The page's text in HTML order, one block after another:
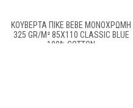
ΚΟΥΒΈΡΤΑ ΠΙΚΈ BEBE ΜΟΝΌΧΡΩΜΗ
325 GR/M² 85X110 CLASSIC BLUE
100% COTTON